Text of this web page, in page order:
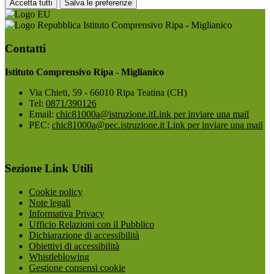
Accetta tutti Salva le preferenze
Istituto Comprensivo Ripa - Miglianico
Contatti
Istituto Comprensivo Ripa - Miglianico
Via Chieti, 59 - 66010 Ripa Teatina (CH)
Tel: 0871/390126
Email: chic81000a@istruzione.itLink per inviare una mail
PEC: chic81000a@pec.istruzione.it Link per inviare una mail
Sezione Link Utili
Cookie policy
Note legali
Informativa Privacy
Ufficio Relazioni con il Pubblico
Dichiarazione di accessibilità
Obiettivi di accessibilità
Whistleblowing
Gestione consensi cookie